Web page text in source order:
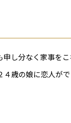
し分なく家事を
歳の娘に恋人